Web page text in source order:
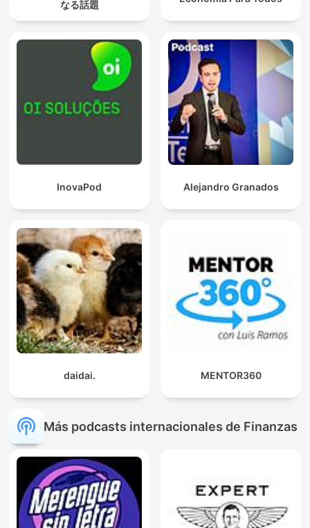
なる話題
InovaPod Alejandro Granados
daidai. MENTOR360
Más podcasts internacionales de Finanzas